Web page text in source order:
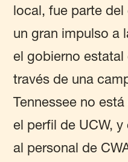
local, fue parte
un gran impulso a
el gobierno estatal
través de una
Tennessee no
el perfil de UCW,
al personal de